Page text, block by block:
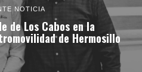
NOTICIA
de Los Cabos en la
de Hermosillo